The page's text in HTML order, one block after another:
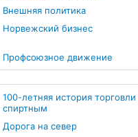
Внешняя политика
Норвежский бизнес
Профсоюзное движение
100-летняя история торговли
спиртным
Дорога на север